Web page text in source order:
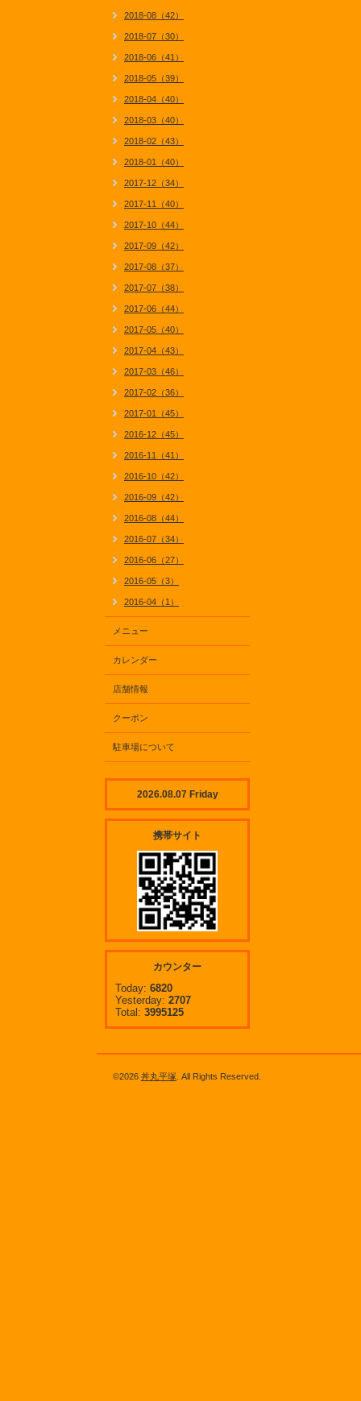
2018-08（42）
2018-07（30）
2018-06（41）
2018-05（39）
2018-04（40）
2018-03（40）
2018-02（43）
2018-01（40）
2017-12（34）
2017-11（40）
2017-10（44）
2017-09（42）
2017-08（37）
2017-07（38）
2017-06（44）
2017-05（40）
2017-04（43）
2017-03（46）
2017-02（36）
2017-01（45）
2016-12（45）
2016-11（41）
2016-10（42）
2016-09（42）
2016-08（44）
2016-07（34）
2016-06（27）
2016-05（3）
2016-04（1）
メニュー
カレンダー
店舗情報
クーポン
駐車場について
2026.08.07 Friday
携帯サイト
カウンター
Today: 6820
Yesterday: 2707
Total: 3995125
©2026 丼丸平塚 . All Rights Reserved.